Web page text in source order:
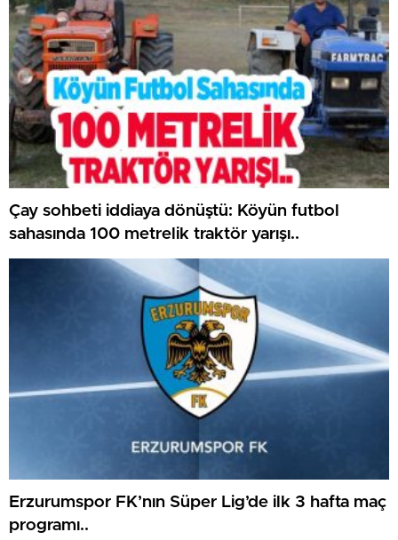
Çay sohbeti iddiaya dönüştü: Köyün futbol
sahasında 100 metrelik traktör yarışı..
Erzurumspor FK’nın Süper Lig’de ilk 3 hafta maç
programı..